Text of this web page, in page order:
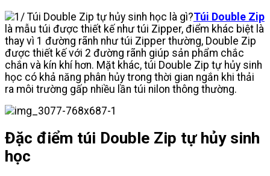
Túi Double Zip
là mẫu túi được thiết kế như túi Zipper, điểm khác biệt là
thay vì 1 đường rãnh như túi Zipper thường, Double Zip
được thiết kế với 2 đường rãnh giúp sản phẩm chắc
chắn và kín khí hơn. Mặt khác, túi Double Zip tự hủy sinh
học có khả năng phân hủy trong thời gian ngắn khi thải
ra môi trường gấp nhiều lần túi nilon thông thường.
Đặc điểm túi Double Zip tự hủy sinh
học